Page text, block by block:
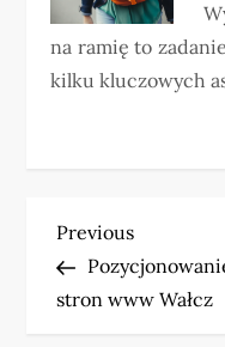
na ramię to
kilku kluczowych
N
a
Previous
Post
Previous
stron www Wałcz